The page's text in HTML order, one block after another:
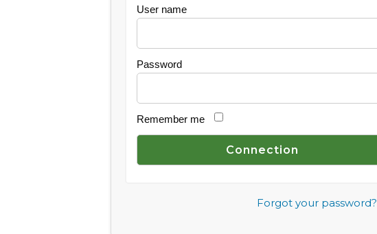
User name
Password
Remember me
Forgot your password?